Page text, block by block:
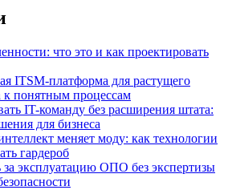
что это и как проектировать
ITSM-платформа для растущего
к понятным процессам
IT-команду без расширения штата:
для бизнеса
меняет моду: как технологии
гардероб
за эксплуатацию ОПО без экспертизы